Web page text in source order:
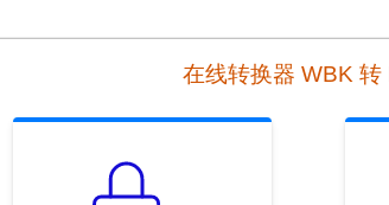
在线转换器 WBK 转